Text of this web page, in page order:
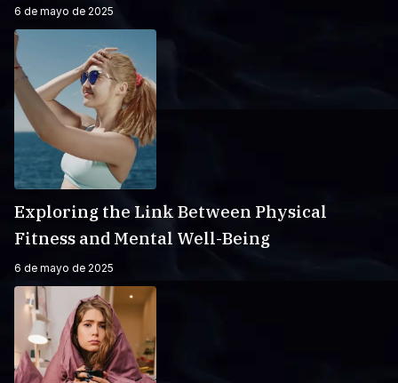
6 de mayo de 2025
Exploring the Link Between Physical
Fitness and Mental Well-Being
6 de mayo de 2025